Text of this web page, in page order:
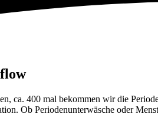
ca. 400 mal bekommen wir die
Ob Periodenunterwäsche oder